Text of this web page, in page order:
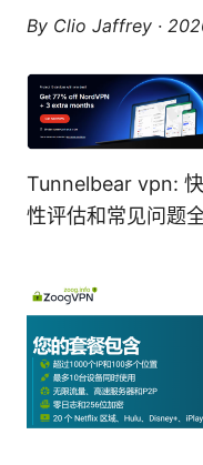
By Clio Jaffrey ·
Tunnelbear vpn:
性评估和常见问题